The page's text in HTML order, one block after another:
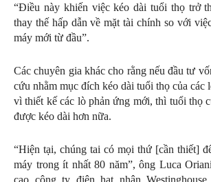
“Điều này khiến việc kéo dài tuổi thọ trở
thay thế hấp dẫn về mặt tài chính so với
máy mới từ đầu”.
Các chuyên gia khác cho rằng nếu đầu tư
cứu nhằm mục đích kéo dài tuổi thọ của các
vì thiết kế các lò phản ứng mới, thì tuổi thọ
được kéo dài hơn nữa.
“Hiện tại, chúng tai có mọi thứ [cần thiết]
máy trong ít nhất 80 năm”, ông Luca
cao công ty điện hạt nhân